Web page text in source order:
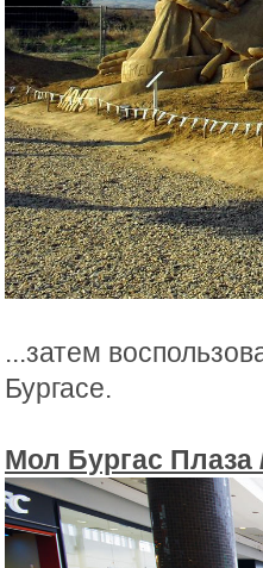
...затем
Бургасе.
Мол Бургас Плаза